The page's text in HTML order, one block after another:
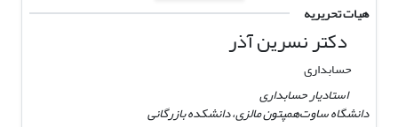
هیات تحریریه
دکتر نسرین آذر
حسابداری
استادیار حسابداری
دانشگاه ساوت‌همپتون مالزی، دانشکده بازرگانی